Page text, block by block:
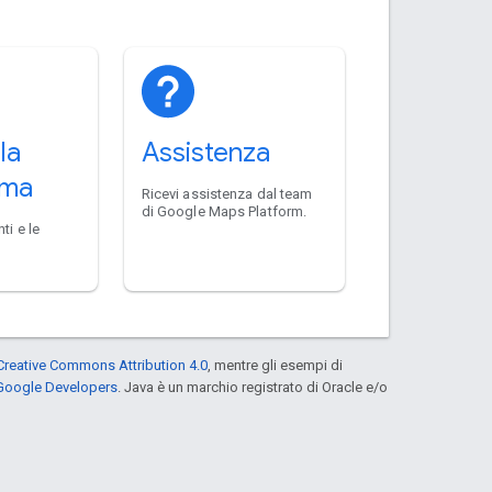
e le
Assistenza
Ricevi assistenza dal team
di Google Maps Platform.
Commons Attribution 4.0, mentre gli esempi di
Developers. Java è un marchio registrato di Oracle e/o